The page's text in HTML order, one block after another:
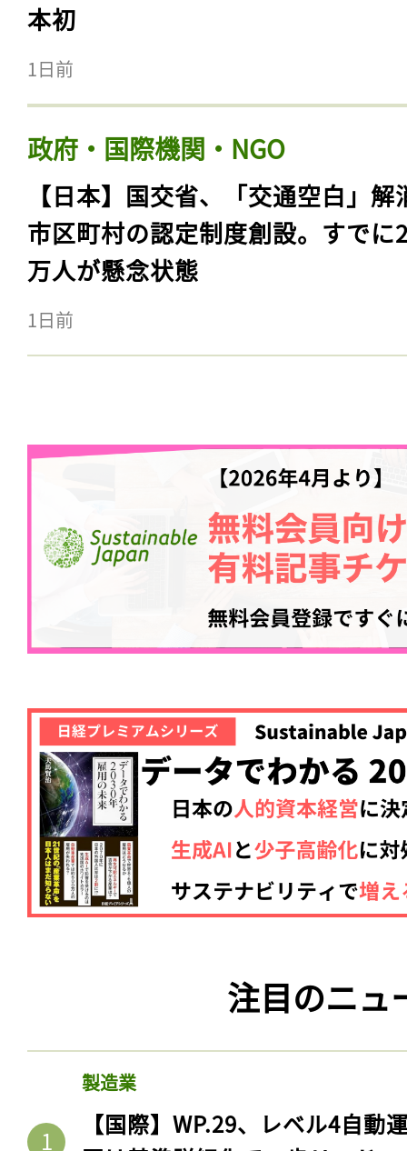
本初
1日前
政府・国際機関・NGO
【日本】国交省、「交通空白」解
市区町村の認定制度創設。すでに
万人が懸念状態
1日前
注目のニュ
製造業
【国際】WP.29、レベル4自動